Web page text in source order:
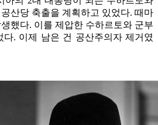
산당 축출을 계획하고 있었다. 때마
했다. 이를 제압한 수하르토와 군부
. 이제 남은 건 공산주의자 제거였